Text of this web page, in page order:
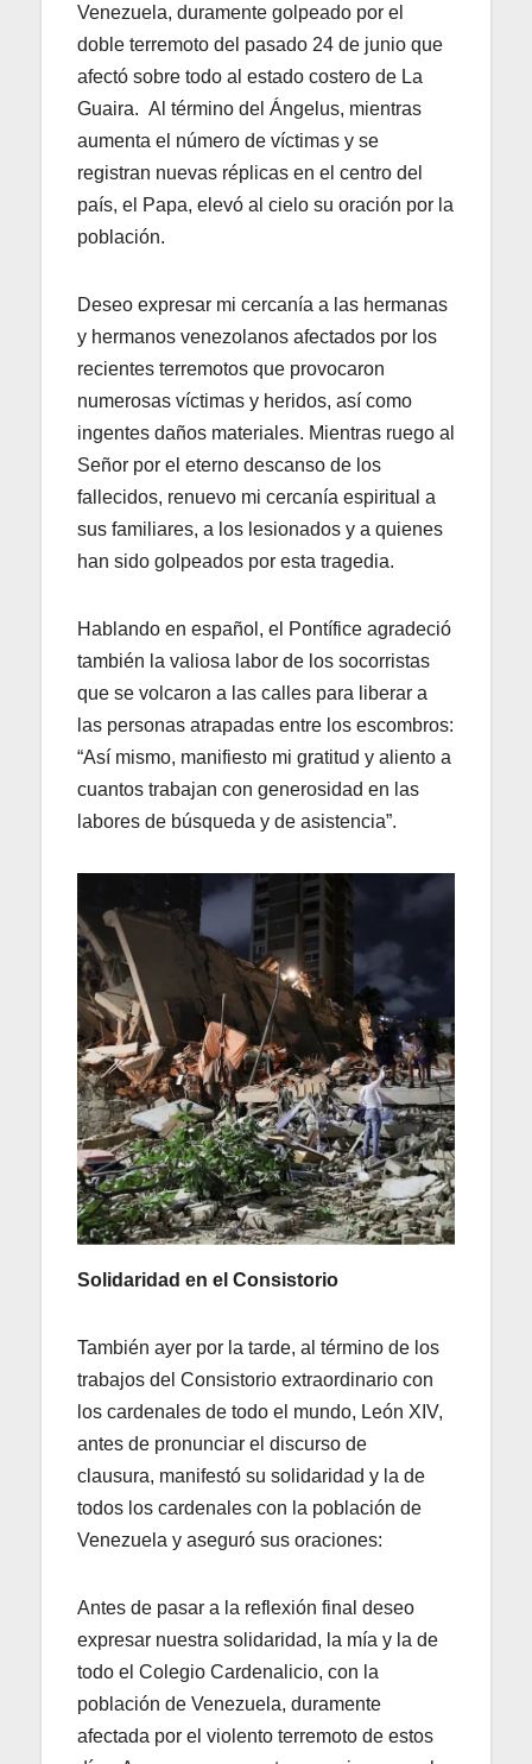
Venezuela, duramente golpeado por el
doble terremoto del pasado 24 de junio que
afectó sobre todo al estado costero de La
Guaira. Al término del Ángelus, mientras
aumenta el número de víctimas y se
registran nuevas réplicas en el centro del
país, el Papa, elevó al cielo su oración por la
población.
Deseo expresar mi cercanía a las hermanas
y hermanos venezolanos afectados por los
recientes terremotos que provocaron
numerosas víctimas y heridos, así como
ingentes daños materiales. Mientras ruego al
Señor por el eterno descanso de los
fallecidos, renuevo mi cercanía espiritual a
sus familiares, a los lesionados y a quienes
han sido golpeados por esta tragedia.
Hablando en español, el Pontífice agradeció
también la valiosa labor de los socorristas
que se volcaron a las calles para liberar a
las personas atrapadas entre los escombros:
“Así mismo, manifiesto mi gratitud y aliento a
cuantos trabajan con generosidad en las
labores de búsqueda y de asistencia”.
Solidaridad en el Consistorio
También ayer por la tarde, al término de los
trabajos del Consistorio extraordinario con
los cardenales de todo el mundo, León XIV,
antes de pronunciar el discurso de
clausura, manifestó su solidaridad y la de
todos los cardenales con la población de
Venezuela y aseguró sus oraciones:
Antes de pasar a la reflexión final deseo
expresar nuestra solidaridad, la mía y la de
todo el Colegio Cardenalicio, con la
población de Venezuela, duramente
afectada por el violento terremoto de estos